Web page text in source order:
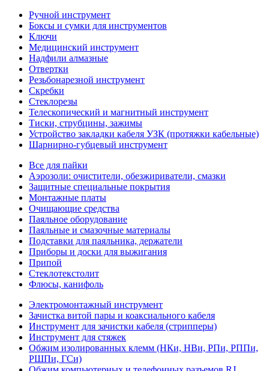
Ручной инструмент
Боксы и сумки для инструментов
Ключи
Медицинский инструмент
Надфили алмазные
Отвертки
Резьбонарезной инструмент
Скребки
Стеклорезы
Телескопический и магнитный инструмент
Тиски, струбцины, зажимы
Устройство закладки кабеля УЗК (протяжки кабельные)
Шарнирно-губцевый инструмент
Все для пайки
Аэрозоли: очистители, обезжириватели, смазки
Защитные специальные покрытия
Монтажные платы
Очищающие средства
Паяльное оборудование
Паяльные и смазочные материалы
Подставки для паяльника, держатели
Приборы и доски для выжигания
Припой
Стеклотекстолит
Флюсы, канифоль
Электромонтажный инструмент
Зачистка витой пары и коаксиального кабеля
Инструмент для зачистки кабеля (стрипперы)
Инструмент для стяжек
Обжим изолированных клемм (НКи, НВи, РПи, РППи,
РШПи, ГСи)